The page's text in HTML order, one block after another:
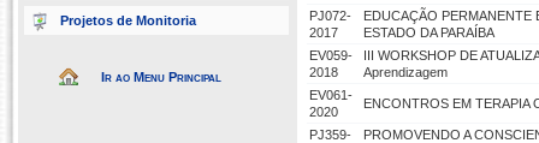
Projetos de Monitoria
Ir ao Menu Principal
PJ072-
2017
EDUCAÇÃO PERMANENTE
ESTADO DA PARAÍBA
EV059-
2018
III WORKSHOP DE
Aprendizagem
EV061-
2020
ENCONTROS EM TERAPIA
PJ359-
PROMOVENDO A